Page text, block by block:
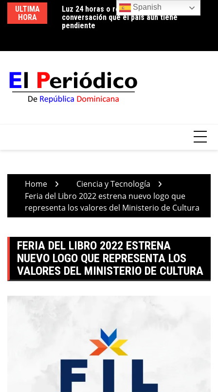
Skip
content
ULTIMA
HORA
Luz 24 horas o reducción de pérdidas: la
conversación que el país aún tiene
pendiente
Edeeste informa apertura temporal de los
circuitos EBRI07 y EBRI12 para realizar
trabajos de mejora en la red de distribución
Home
Ciencia y Tecnología
Feria del Libro 2022 estrena nuevo logo que
representa los valores del Ministerio de Cultura
FERIA DEL LIBRO 2022 ESTRENA
NUEVO LOGO QUE REPRESENTA LOS
VALORES DEL MINISTERIO DE CULTURA
Spanish